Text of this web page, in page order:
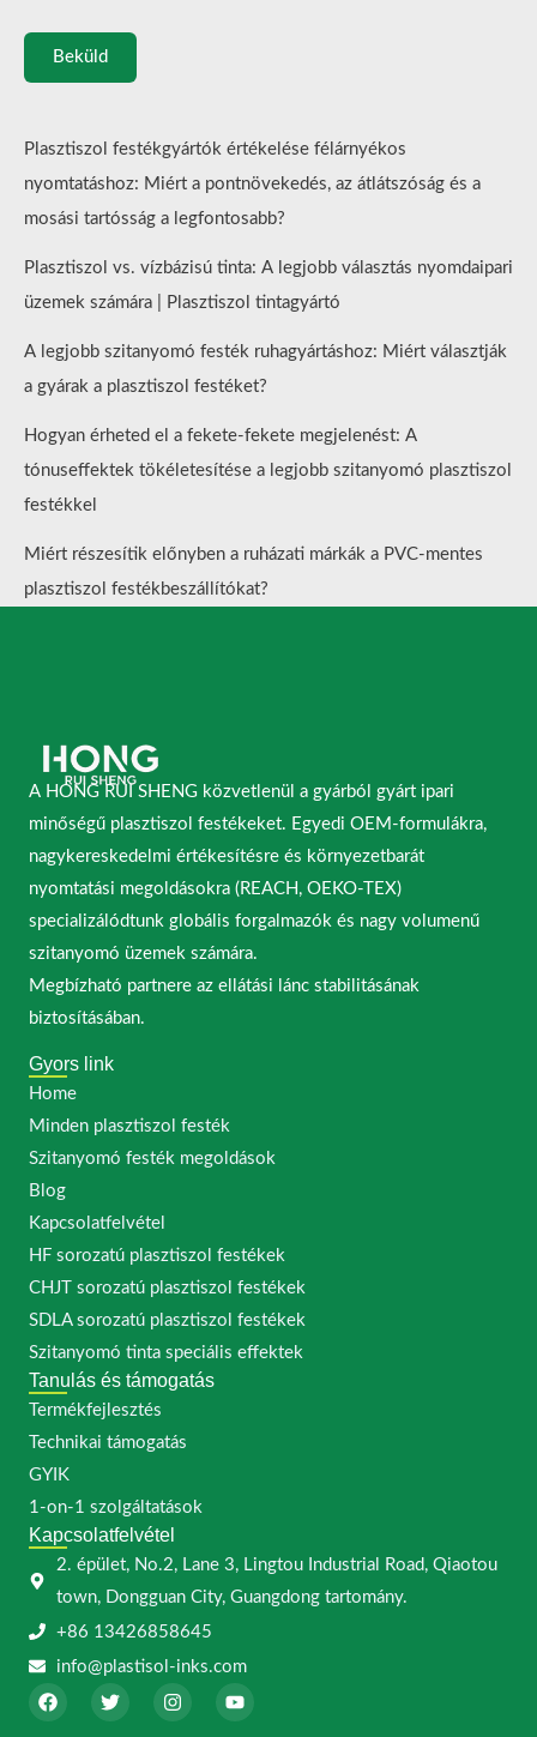
Beküld
Plasztiszol festékgyártók értékelése félárnyékos
nyomtatáshoz: Miért a pontnövekedés, az átlátszóság és a
mosási tartósság a legfontosabb?
Plasztiszol vs. vízbázisú tinta: A legjobb választás nyomdaipari
üzemek számára | Plasztiszol tintagyártó
A legjobb szitanyomó festék ruhagyártáshoz: Miért választják
a gyárak a plasztiszol festéket?
Hogyan érheted el a fekete-fekete megjelenést: A
tónuseffektek tökéletesítése a legjobb szitanyomó plasztiszol
festékkel
Miért részesítik előnyben a ruházati márkák a PVC-mentes
plasztiszol festékbeszállítókat?
A HONG RUI SHENG közvetlenül a gyárból gyárt ipari
minőségű plasztiszol festékeket. Egyedi OEM-formulákra,
nagykereskedelmi értékesítésre és környezetbarát
nyomtatási megoldásokra (REACH, OEKO-TEX)
specializálódtunk globális forgalmazók és nagy volumenű
szitanyomó üzemek számára.
Megbízható partnere az ellátási lánc stabilitásának
biztosításában.
Gyors link
Home
Minden plasztiszol festék
Szitanyomó festék megoldások
Blog
Kapcsolatfelvétel
HF sorozatú plasztiszol festékek
CHJT sorozatú plasztiszol festékek
SDLA sorozatú plasztiszol festékek
Szitanyomó tinta speciális effektek
Tanulás és támogatás
Termékfejlesztés
Technikai támogatás
GYIK
1-on-1 szolgáltatások
Kapcsolatfelvétel
2. épület, No.2, Lane 3, Lingtou Industrial Road, Qiaotou
town, Dongguan City, Guangdong tartomány.
+86 13426858645
info@plastisol-inks.com
F
a
T
w
I
n
Y
o